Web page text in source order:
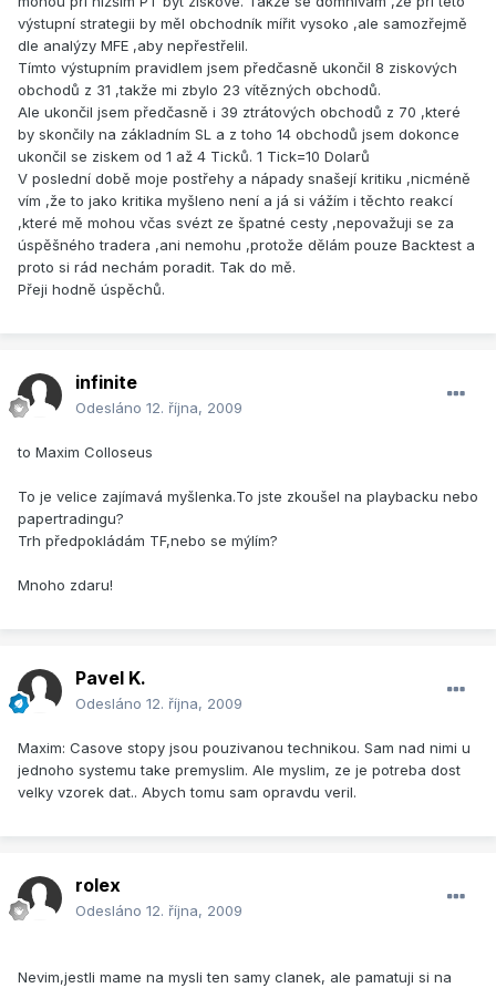
výstupní strategii by měl obchodník mířit vysoko ,ale samozřejmě
dle analýzy MFE ,aby nepřestřelil.
Tímto výstupním pravidlem jsem předčasně ukončil 8 ziskových
obchodů z 31 ,takže mi zbylo 23 vítězných obchodů.
Ale ukončil jsem předčasně i 39 ztrátových obchodů z 70 ,které
by skončily na základním SL a z toho 14 obchodů jsem dokonce
ukončil se ziskem od 1 až 4 Ticků. 1 Tick=10 Dolarů
V poslední době moje postřehy a nápady snašejí kritiku ,nicméně
vím ,že to jako kritika myšleno není a já si vážím i těchto reakcí
,které mě mohou včas svézt ze špatné cesty ,nepovažuji se za
úspěšného tradera ,ani nemohu ,protože dělám pouze Backtest a
proto si rád nechám poradit. Tak do mě.
Přeji hodně úspěchů.
infinite
Odesláno 12. října, 2009
to Maxim Colloseus
To je velice zajímavá myšlenka.To jste zkoušel na playbacku nebo
papertradingu?
Trh předpokládám TF,nebo se mýlím?
Mnoho zdaru!
Pavel K.
Odesláno 12. října, 2009
Maxim: Casove stopy jsou pouzivanou technikou. Sam nad nimi u
jednoho systemu take premyslim. Ale myslim, ze je potreba dost
velky vzorek dat.. Abych tomu sam opravdu veril.
rolex
Odesláno 12. října, 2009
Nevim,jestli mame na mysli ten samy clanek, ale pamatuji si na